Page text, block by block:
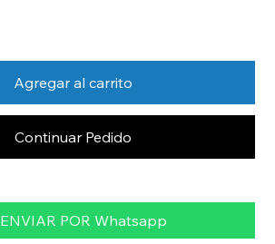
Agregar al carrito
Continuar Pedido
ENVIAR POR Whatsapp